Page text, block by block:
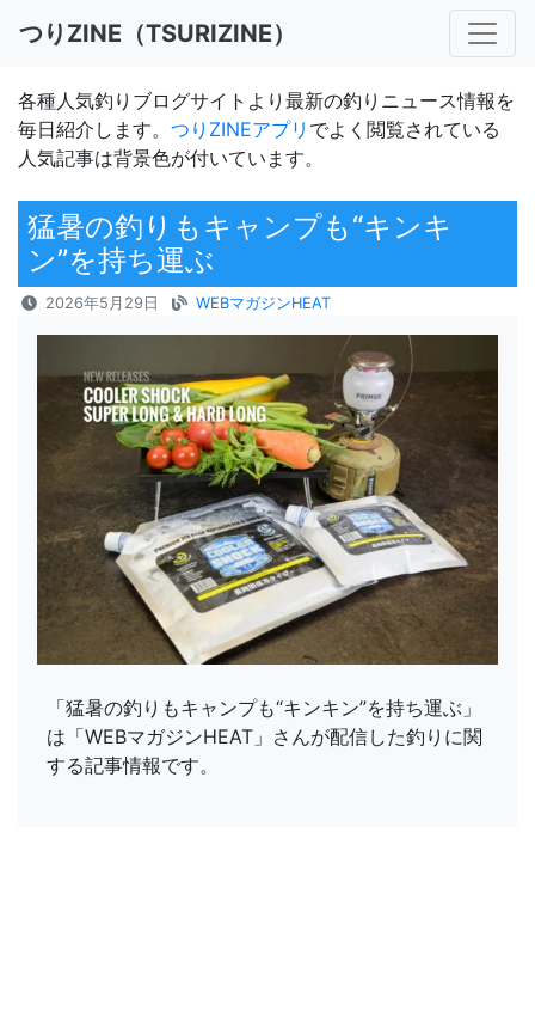
つりZINE（TSURIZINE）
各種人気釣りブログサイトより最新の釣りニュース情報を
毎日紹介します。 つりZINEアプリ でよく閲覧されている
人気記事は背景色が付いています。
猛暑の釣りもキャンプも“キンキ
ン”を持ち運ぶ
2026年5月29日 WEBマガジンHEAT
「猛暑の釣りもキャンプも“キンキン”を持ち運ぶ」
は「WEBマガジンHEAT」さんが配信した釣りに関
する記事情報です。